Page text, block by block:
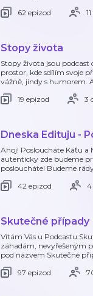
62 epizod
Stopy života
Stopy života jsou
prostor, kde sdílím svoje
vážně, jindy s humorem.
19 epizod
3
Dneska Edituju -
Ahoj! Posloucháte Káťu a
autenticky zde budeme
posloucháte! Budeme
42 epizod
4
Skutečné případy
Vítám Vás u Podcastu
záhadám, nevyřešeným
pod názvem Skutečné
97 epizod